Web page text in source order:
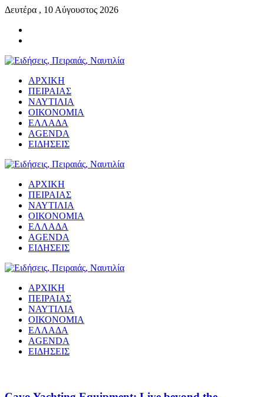
Δευτέρα , 10 Αύγουστος 2026
ΑΡΧΙΚΗ
ΠΕΙΡΑΙΑΣ
ΝΑΥΤΙΛΙΑ
ΟΙΚΟΝΟΜΙΑ
ΕΛΛΑΔΑ
AGENDA
ΕΙΔΗΣΕΙΣ
ΑΡΧΙΚΗ
ΠΕΙΡΑΙΑΣ
ΝΑΥΤΙΛΙΑ
ΟΙΚΟΝΟΜΙΑ
ΕΛΛΑΔΑ
AGENDA
ΕΙΔΗΣΕΙΣ
ΑΡΧΙΚΗ
ΠΕΙΡΑΙΑΣ
ΝΑΥΤΙΛΙΑ
ΟΙΚΟΝΟΜΙΑ
ΕΛΛΑΔΑ
AGENDA
ΕΙΔΗΣΕΙΣ